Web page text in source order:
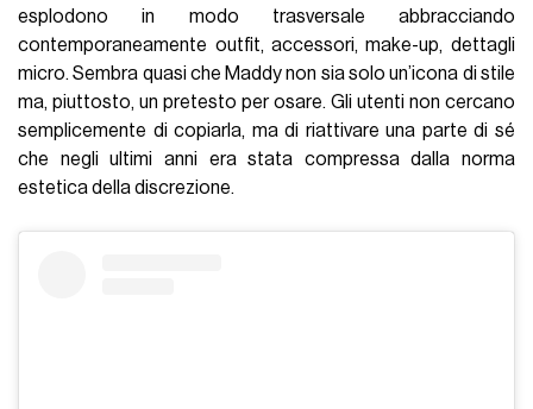
esplodono in modo trasversale abbracciando
contemporaneamente outfit, accessori, make-up, dettagli
micro. Sembra quasi che Maddy non sia solo un’icona di stile
ma, piuttosto, un pretesto per osare. Gli utenti non cercano
semplicemente di copiarla, ma di riattivare una parte di sé
che negli ultimi anni era stata compressa dalla norma
estetica della discrezione.